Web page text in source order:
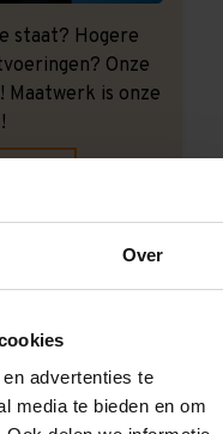
Over
advertenties te
media te bieden en om
staat? Hogere
Onze
is onze